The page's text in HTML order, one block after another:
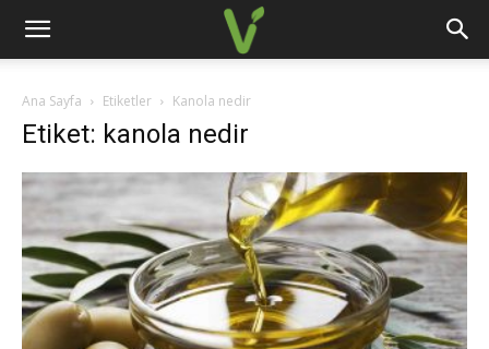
Ana Sayfa Etiketler Kanola nedir
Etiket: kanola nedir